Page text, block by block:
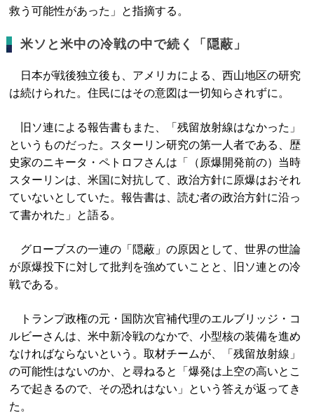
救う可能性があった」と指摘する。
米ソと米中の冷戦の中で続く「隠蔽」
日本が戦後独立後も、アメリカによる、西山地区の研究
は続けられた。住民にはその意図は一切知らされずに。
旧ソ連による報告書もまた、「残留放射線はなかった」
というものだった。スターリン研究の第一人者である、歴
史家のニキータ・ペトロフさんは「（原爆開発前の）当時
スターリンは、米国に対抗して、政治方針に原爆はおそれ
ていないとしていた。報告書は、読む者の政治方針に沿っ
て書かれた」と語る。
グローブスの一連の「隠蔽」の原因として、世界の世論
が原爆投下に対して批判を強めていことと、旧ソ連との冷
戦である。
トランプ政権の元・国防次官補代理のエルブリッジ・コ
ルビーさんは、米中新冷戦のなかで、小型核の装備を進め
なければならないという。取材チームが、「残留放射線」
の可能性はないのか、と尋ねると「爆発は上空の高いとこ
ろで起きるので、その恐れはない」という答えが返ってき
た。